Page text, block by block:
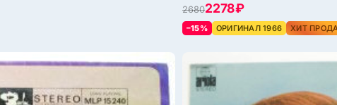
26802278 ₽
–15% ОРИГИНАЛ 1966 ХИТ